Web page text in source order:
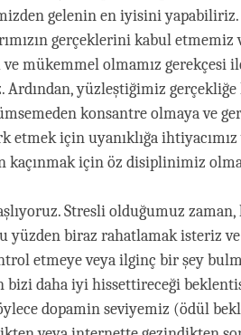
gelenin en iyisini yapabiliriz.
gerçeklerini kabul
mükemmel olmamız gerekçesi
Ardından, yüzleştiğimiz
konsantre olmaya ve
etmek için uyanıklığa
kaçınmak için öz disiplinimiz
Stresli olduğumuz
yüzden biraz rahatlamak isteriz
etmeye veya ilginç bir şey
daha iyi hissettireceği
dopamin seviyemiz (ödül